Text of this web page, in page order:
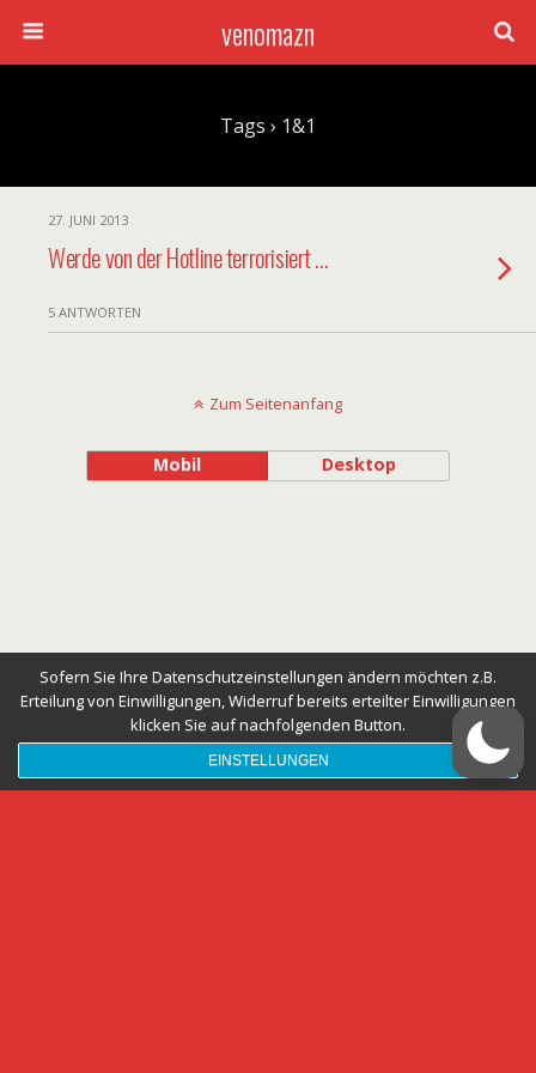
venomazn
Tags › 1&1
27. JUNI 2013
Werde von der Hotline terrorisiert …
5 ANTWORTEN
Zum Seitenanfang
Mobil Desktop
Sofern Sie Ihre Datenschutzeinstellungen ändern möchten z.B.
Erteilung von Einwilligungen, Widerruf bereits erteilter Einwilligungen
klicken Sie auf nachfolgenden Button.
EINSTELLUNGEN